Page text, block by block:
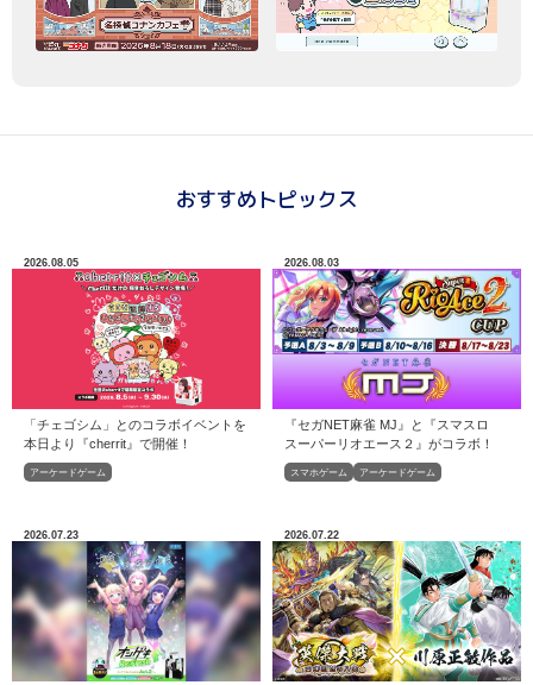
おすすめトピックス
2026.08.05
アーケードゲーム
「チェゴシム」とのコラボイベントを
本日より『cherrit』で開催！
2026.08.03
スマホゲーム アーケードゲーム
『セガNET麻雀 MJ』と『スマスロ
スーパーリオエース２』がコラボ！
2026.07.23 2026.07.22